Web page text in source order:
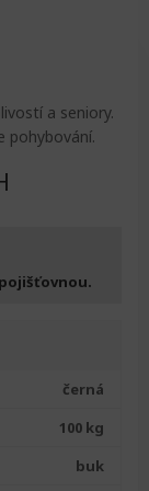
a seniory.
pohybování.
černá
100 kg
buk